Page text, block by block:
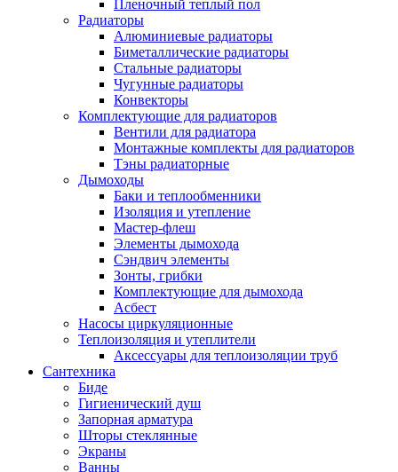
Пленочный теплый пол
Радиаторы
Алюминиевые радиаторы
Биметаллические радиаторы
Стальные радиаторы
Чугунные радиаторы
Конвекторы
Комплектующие для радиаторов
Вентили для радиатора
Монтажные комплекты для радиаторов
Тэны радиаторные
Дымоходы
Баки и теплообменники
Изоляция и утепление
Мастер-флеш
Элементы дымохода
Сэндвич элементы
Зонты, грибки
Комплектующие для дымохода
Асбест
Насосы циркуляционные
Теплоизоляция и утеплители
Аксессуары для теплоизоляции труб
Сантехника
Биде
Гигиенический душ
Запорная арматура
Шторы стеклянные
Экраны
Ванны